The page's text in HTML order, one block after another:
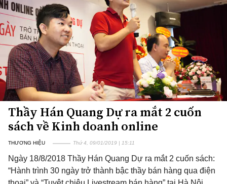
Thầy Hán Quang Dự ra mắt 2 cuốn
sách về Kinh doanh online
THƯƠNG HIỆU Thứ 4, 09/01/2019 | 15:11
Ngày 18/8/2018 Thầy Hán Quang Dự ra mắt 2 cuốn sách:
“Hành trình 30 ngày trở thành bậc thầy bán hàng qua điện